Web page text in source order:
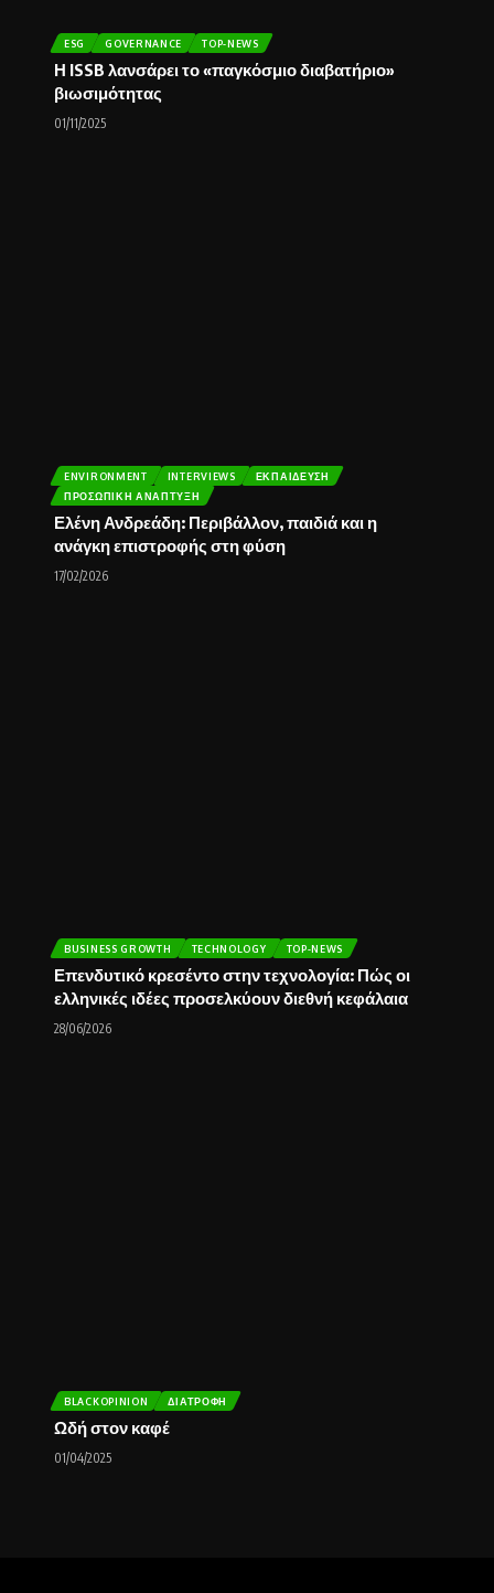
ESG GOVERNANCE TOP-NEWS
Η ISSB λανσάρει το «παγκόσμιο διαβατήριο»
βιωσιμότητας
01/11/2025
ENVIRONMENT INTERVIEWS
ΕΚΠΑΊΔΕΥΣΗ
ΠΡΟΣΩΠΙΚΉ ΑΝΆΠΤΥΞΗ
Ελένη Ανδρεάδη: Περιβάλλον, παιδιά και η
ανάγκη επιστροφής στη φύση
17/02/2026
BUSINESS GROWTH TECHNOLOGY TOP-NEWS
Επενδυτικό κρεσέντο στην τεχνολογία: Πώς οι
ελληνικές ιδέες προσελκύουν διεθνή κεφάλαια
28/06/2026
BLACKOPINION ΔΙΑΤΡΟΦΉ
Ωδή στον καφέ
01/04/2025